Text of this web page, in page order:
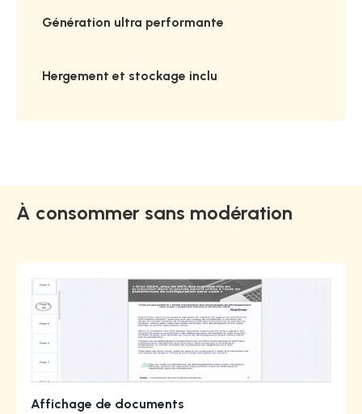
Génération ultra performante
Hergement et stockage inclu
À consommer sans modération
Affichage de documents